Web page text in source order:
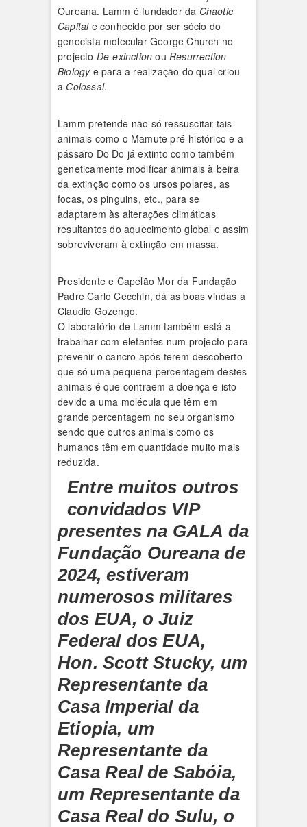
Oureana. Lamm é fundador da Chaotic
Capitale conhecido por ser sócio do
genocista molecular George Church no
projecto De-exinction ou Resurrection
Biologye para a realização do qual criou
a Colossal.
Lamm pretende não só ressuscitar tais
animais como o Mamute pré-histórico e a
pássaro Do Do já extinto como também
geneticamente modificar animais à beira
da extinção como os ursos polares, as
focas, os pinguins, etc., para se
adaptarem às alterações climáticas
resultantes do aquecimento global e assim
sobreviveram à extinção em massa.
Presidente e Capelão Mor da Fundação
Padre Carlo Cecchin, dá as boas vindas a
Claudio Gozengo.
O laboratório de Lamm também está a
trabalhar com elefantes num projecto para
prevenir o cancro após terem descoberto
que só uma pequena percentagem destes
animais é que contraem a doença e isto
devido a uma molécula que têm em
grande percentagem no seu organismo
sendo que outros animais como os
humanos têm em quantidade muito mais
reduzida.
Entre muitos outros
convidados VIP
presentes na GALA da
Fundação Oureana de
2024, estiveram
numerosos militares
dos EUA, o Juiz
Federal dos EUA,
Hon. Scott Stucky, um
Representante da
Casa Imperial da
Etiopia, um
Representante da
Casa Real de Sabóia,
um Representante da
Casa Real do Sulu, o